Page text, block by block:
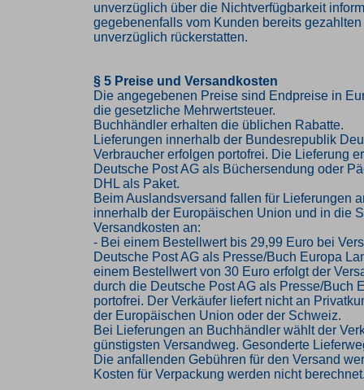
unverzüglich über die Nichtverfügbarkeit
gegebenenfalls vom Kunden bereits
unverzüglich rückerstatten.
§ 5 Preise und Versandkosten
Die angegebenen Preise sind Endpreise in
die gesetzliche Mehrwertsteuer.
Buchhändler erhalten die üblichen Rabatte.
Lieferungen innerhalb der Bundesrepublik
Verbraucher erfolgen portofrei. Die Lieferung
Deutsche Post AG als Büchersendung oder
DHL als Paket.
Beim Auslandsversand fallen für Lieferungen
innerhalb der Europäischen Union und in die
Versandkosten an:
- Bei einem Bestellwert bis 29,99 Euro bei
Deutsche Post AG als Presse/Buch Europa
einem Bestellwert von 30 Euro erfolgt der
durch die Deutsche Post AG als Presse/Buch
portofrei. Der Verkäufer liefert nicht an
der Europäischen Union oder der Schweiz.
Bei Lieferungen an Buchhändler wählt der
günstigsten Versandweg. Gesonderte
Die anfallenden Gebühren für den Versand
Kosten für Verpackung werden nicht